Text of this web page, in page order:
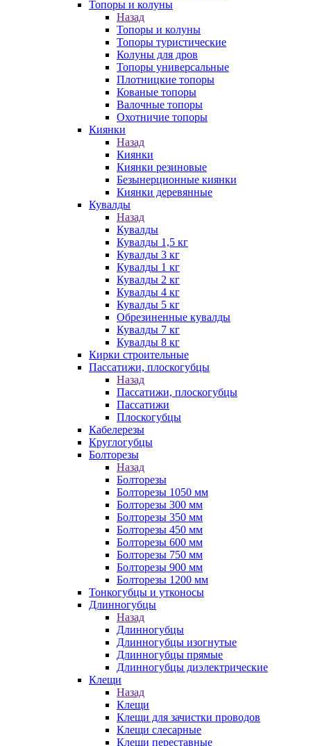
Топоры и колуны
Назад
Топоры и колуны
Топоры туристические
Колуны для дров
Топоры универсальные
Плотницкие топоры
Кованые топоры
Валочные топоры
Охотничие топоры
Киянки
Назад
Киянки
Киянки резиновые
Безынерционные киянки
Киянки деревянные
Кувалды
Назад
Кувалды
Кувалды 1,5 кг
Кувалды 3 кг
Кувалды 1 кг
Кувалды 2 кг
Кувалды 4 кг
Кувалды 5 кг
Обрезиненные кувалды
Кувалды 7 кг
Кувалды 8 кг
Кирки строительные
Пассатижи, плоскогубцы
Назад
Пассатижи, плоскогубцы
Пассатижи
Плоскогубцы
Кабелерезы
Круглогубцы
Болторезы
Назад
Болторезы
Болторезы 1050 мм
Болторезы 300 мм
Болторезы 350 мм
Болторезы 450 мм
Болторезы 600 мм
Болторезы 750 мм
Болторезы 900 мм
Болторезы 1200 мм
Тонкогубцы и утконосы
Длинногубцы
Назад
Длинногубцы
Длинногубцы изогнутые
Длинногубцы прямые
Длинногубцы диэлектрические
Клещи
Назад
Клещи
Клещи для зачистки проводов
Клещи слесарные
Клещи переставные